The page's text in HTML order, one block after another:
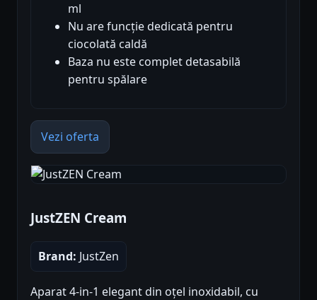
ml
Nu are funcție dedicată pentru
ciocolată caldă
Baza nu este complet detasabilă
pentru spălare
Vezi oferta
JustZEN Cream
Brand: JustZen
Aparat 4-in-1 elegant din oțel inoxidabil, cu